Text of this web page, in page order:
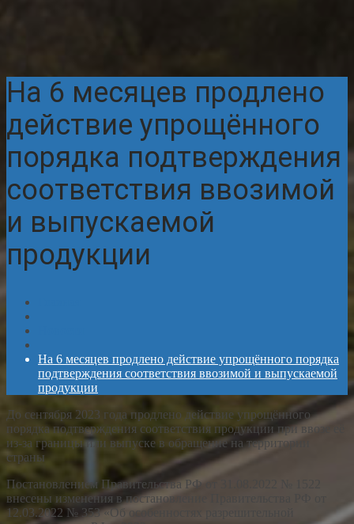
На 6 месяцев продлено
действие упрощённого
порядка подтверждения
соответствия ввозимой
и выпускаемой
продукции
На 6 месяцев продлено действие упрощённого порядка
подтверждения соответствия ввозимой и выпускаемой
продукции
До сентября 2023 года продлено действие упрощённого
порядка подтверждения соответствия продукции при ввозе её
из-за границы или выпуске в обращение на территории
страны
Постановлением Правительства РФ от 31.08.2022 № 1522
внесены изменения в постановление Правительства РФ от
12.03.2022 № 353 «Об особенностях разрешительной